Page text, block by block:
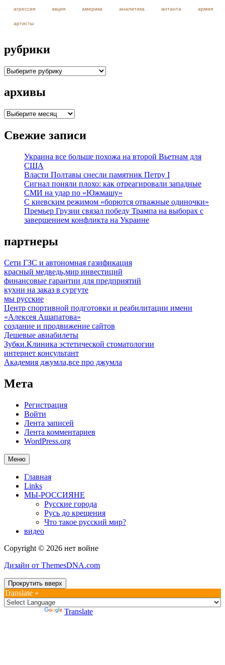
агрессия акция америка аналитика антанта армия
артисты
рубрики
рубрики
архивы
архивы
Свежие записи
Украина все больше похожа на второй Вьетнам для
США
Власти Полтавы снесли памятник Петру I
Сигнал поняли плохо: как отреагировали западные
СМИ на удар по «Южмашу»
С киевским режимом «борются отважные одиночки»
Премьер Грузии связал победу Трампа на выборах с
завершением конфликта на Украине
партнеры
Сети ГЗС и автономная газификация
красный медведь,мир инвестиций
финансовые гарантии для предприятий
кухни на заказ в сургуте
мы русские
Центр спортивной подготовки и реабилитации имени
«Алексея Ашапатова»
создание и продвижение сайтов
Дешевые авиабилеты
Зубки.Клиника эстетической стоматологии
интернет консультант
Академия джумла,все про джумла
Мета
Регистрация
Войти
Лента записей
Лента комментариев
WordPress.org
Меню
Главная
Links
МЫ-РОССИЯНЕ
Русские города
Русь до крещения
Что такое русский мир?
видео
Copyright © 2026 нет войне
Дизайн от ThemesDNA.com
Прокрутить вверх
Translate »
Translate